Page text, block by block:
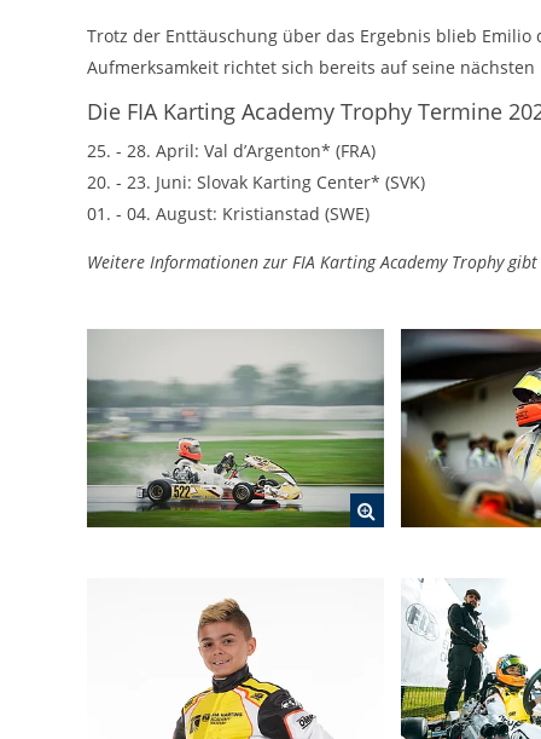
Trotz der Enttäuschung über das Ergebnis blieb
Aufmerksamkeit richtet sich bereits auf seine nächsten
Die FIA Karting Academy Trophy Termine
25. - 28. April: Val d’Argenton* (FRA)
20. - 23. Juni: Slovak Karting Center* (SVK)
01. - 04. August: Kristianstad (SWE)
Weitere Informationen zur FIA Karting Academy Trophy
Google Analytics
_gat, _ga, _gid
Google LLC
Zweck:
Diese Cookies dienen zur Erhebung von
Statistiken zur Website-Nutzung.
Medien & externe Dienste
Um Inhalte von Videoplattformen und weiteren externen
Diensten anzeigen zu können, werden von diesen ggf. Cookies
gesetzt. Die Einbindung kann bei Bedarf einzeln aktiviert werden.
YouTube
Anbieter: Google LLC
Google LLC